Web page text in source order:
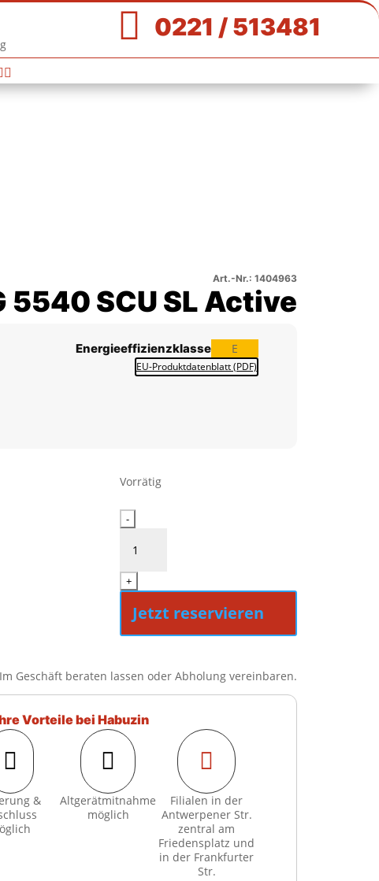
 0221 / 513481

Art.-Nr.: 1404963
5540 SCU SL Active
Energieeffizienzklasse E
EU-Produktdatenblatt (PDF)
Vorrätig
Miele
5540
SCU
SL
Active
Menge
-
+
Jetzt reservieren
Im Geschäft beraten lassen oder Abholung vereinbaren.
Vorteile bei Habuzin

&

Altgerätmitnahme
möglich

Filialen in der
Antwerpener Str.
zentral am
Friedensplatz und
in der Frankfurter
Str.